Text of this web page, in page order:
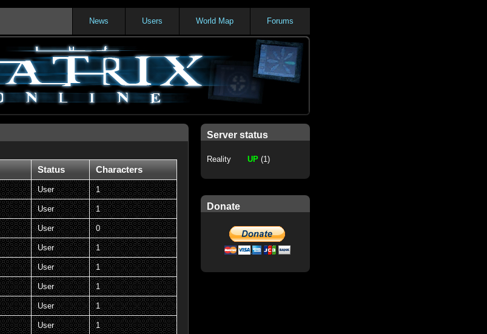
Forums
World Map
Users
News
Status Characters
User 1
User 1
User 0
User 1
User 1
User 1
User 1
User 1
Server status
Reality UP(1)
Donate